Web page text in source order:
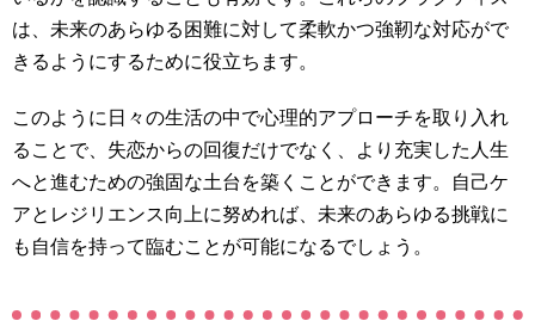
は、未来のあらゆる困難に対して柔軟かつ強靭な対応がで
きるようにするために役立ちます。
このように日々の生活の中で心理的アプローチを取り入れ
ることで、失恋からの回復だけでなく、より充実した人生
へと進むための強固な土台を築くことができます。自己ケ
アとレジリエンス向上に努めれば、未来のあらゆる挑戦に
も自信を持って臨むことが可能になるでしょう。